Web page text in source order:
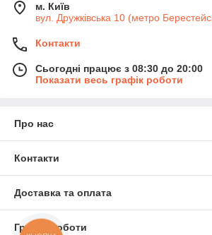
м. Київ
вул. Дружківська 10 (метро
Контакти
Сьогодні працює з 08:30 до 20:00
Показати весь графік роботи
Про нас
Контакти
Доставка та оплата
Графік роботи